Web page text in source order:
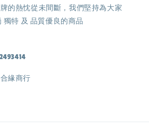
的熱忱從未間斷，我們堅持為大家
獨特 及 品質優良的商品
緣商行